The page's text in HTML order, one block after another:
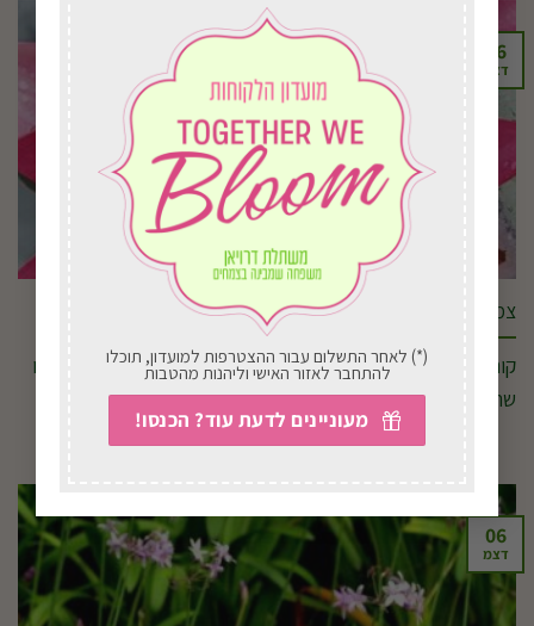
(*) לאחר התשלום עבור ההצטרפות למועדון, תוכלו
להתחבר לאזור האישי וליהנות מהטבות
מעוניינים לדעת עוד? הכנסו!
צמחי מים
קוראים יקרים, עם תחילתו של הקיץ , לכל בעלי הברכות ולכל אלו
שהיו רוצים בריכות [...]
06
דצמ
06
דצמ